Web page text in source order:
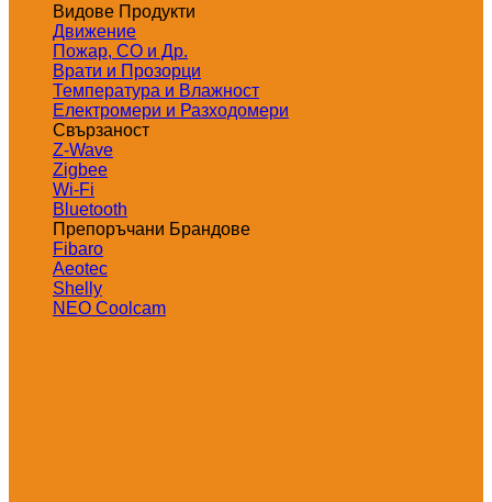
Видове Продукти
Движение
Пожар, СО и Др.
Врати и Прозорци
Температура и Влажност
Електромери и Разходомери
Свързаност
Z-Wave
Zigbee
Wi-Fi
Bluetooth
Препоръчани Брандове
Fibaro
Aeotec
Shelly
NEO Coolcam